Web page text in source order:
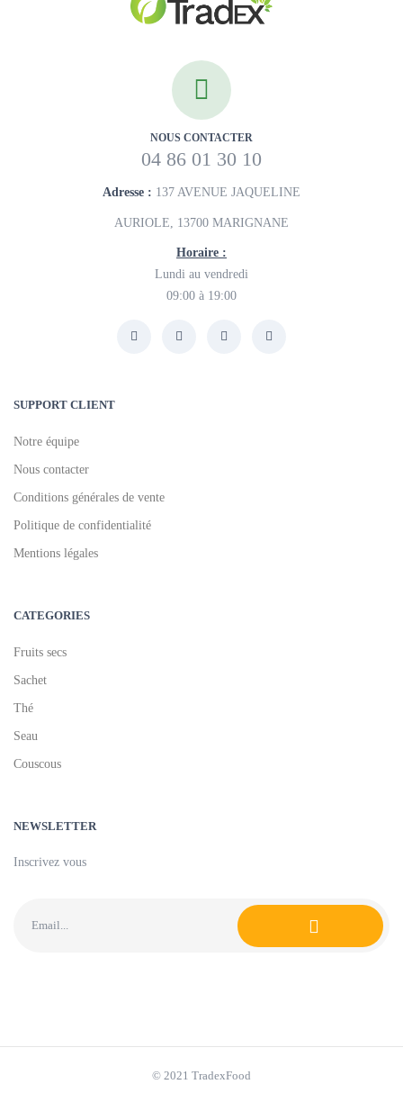
NOUS CONTACTER
04 86 01 30 10
Adresse : 137 AVENUE JAQUELINE
AURIOLE, 13700 MARIGNANE
Horaire :
Lundi au vendredi
09:00 à 19:00
SUPPORT CLIENT
Notre équipe
Nous contacter
Conditions générales de vente
Politique de confidentialité
Mentions légales
CATEGORIES
Fruits secs
Sachet
Thé
Seau
Couscous
NEWSLETTER
Inscrivez vous
© 2021 TradexFood